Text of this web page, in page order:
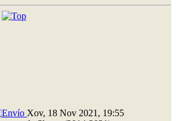
Xov, 18 Nov 2021, 19:55